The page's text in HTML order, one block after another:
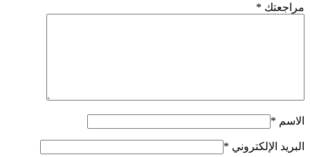
مراجعتك *
الاسم *
البريد الإلكتروني *